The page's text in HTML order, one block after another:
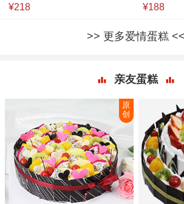
¥218 ¥188
更多爱情蛋糕
亲友蛋糕
原
创